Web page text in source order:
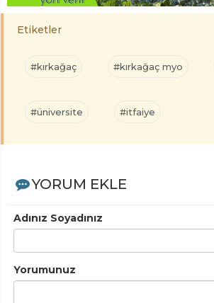
Etiketler
#kırkağaç #kırkağaç myo
#üniversite #itfaiye
YORUM EKLE
Adınız Soyadınız
Yorumunuz